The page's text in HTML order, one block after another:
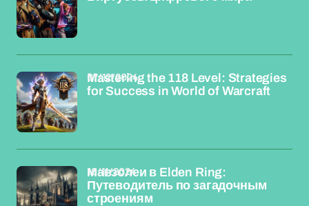
Mastering the 118 Level: Strategies
for Success in World of Warcraft
07/12/2024
Мавзолеи в Elden Ring:
Путеводитель по загадочным
строениям
10/11/2024